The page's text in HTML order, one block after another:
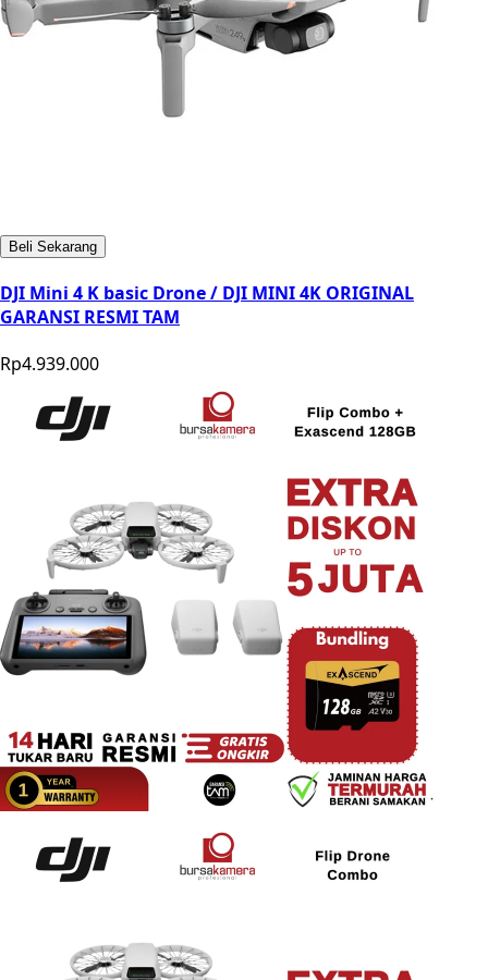
Beli Sekarang
DJI Mini 4 K basic Drone / DJI MINI 4K ORIGINAL
GARANSI RESMI TAM
Rp4.939.000